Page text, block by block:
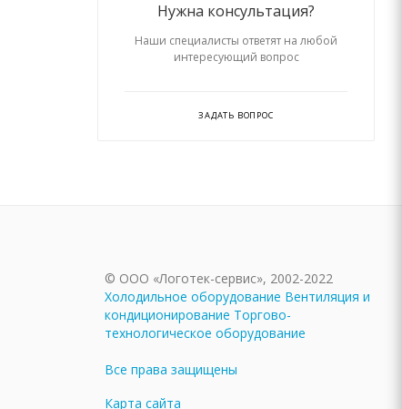
Нужна консультация?
Наши специалисты ответят на любой
интересующий вопрос
ЗАДАТЬ ВОПРОС
© ООО «Логотек-сервис», 2002-2022
Холодильное оборудование Вентиляция и
кондиционирование Торгово-
технологическое оборудование
Все права защищены
Карта сайта